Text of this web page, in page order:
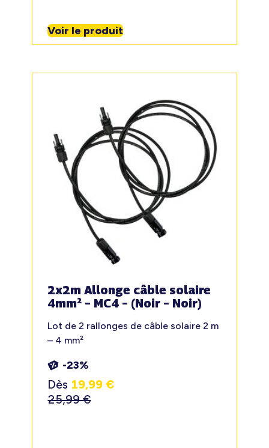
Voir le produit
2x2m Allonge câble solaire
4mm² – MC4 – (Noir – Noir)
Lot de 2 rallonges de câble solaire 2 m
– 4 mm²
-23%
Dès 19,99€
25,99€